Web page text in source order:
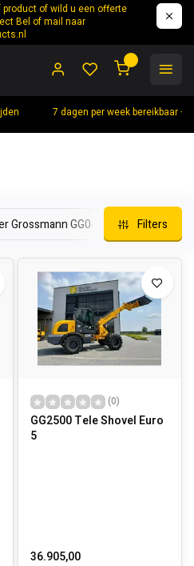
of wild u een offerte
Bel of mail naar
7 dagen per week bereikbaar
Grossmann GG04 Filters
(0)
GG2500 Tele Shovel Euro
5
36.905,00